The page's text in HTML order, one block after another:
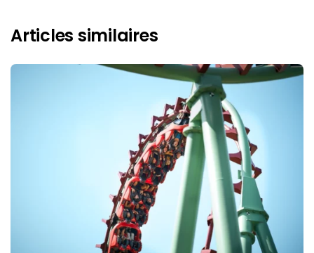
Articles similaires